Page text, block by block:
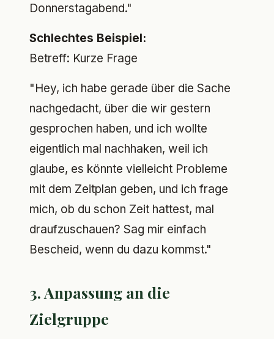
Donnerstagabend."
Schlechtes Beispiel:
Betreff: Kurze Frage
"Hey, ich habe gerade über die Sache
nachgedacht, über die wir gestern
gesprochen haben, und ich wollte
eigentlich mal nachhaken, weil ich
glaube, es könnte vielleicht Probleme
mit dem Zeitplan geben, und ich frage
mich, ob du schon Zeit hattest, mal
draufzuschauen? Sag mir einfach
Bescheid, wenn du dazu kommst."
3. Anpassung an die
Zielgruppe